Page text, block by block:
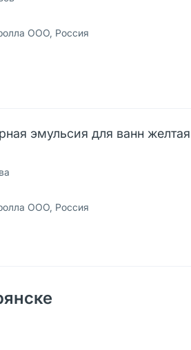
ООО, Россия
эмульсия для ванн
ООО, Россия